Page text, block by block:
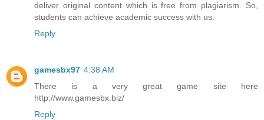
deliver original content which is free from plagiarism. So,
students can achieve academic success with us.
Reply
gamesbx97 4:38 AM
There is a very great game site here
http://www.gamesbx.biz/
Reply